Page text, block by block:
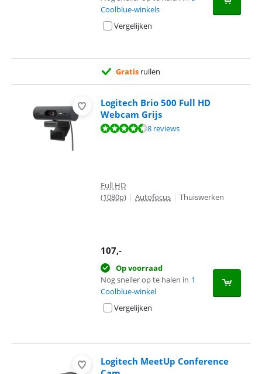
Coolblue-winkels
Vergelijken
Gratis ruilen
Logitech Brio 500 Full HD
Webcam Grijs
Beoordeling is 8,8 van de 10, gebaseerd op 8 reviews.
8 reviews
Full HD
(1080p) | Autofocus | Thuiswerken
107,-
Op voorraad
Nog sneller op te halen in 1
Coolblue-winkel
Vergelijken
Logitech MeetUp Conference